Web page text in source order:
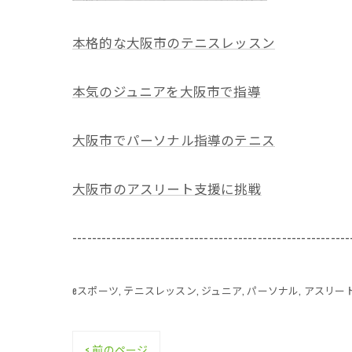
本格的な大阪市のテニスレッスン
本気のジュニアを大阪市で指導
大阪市でパーソナル指導のテニス
大阪市のアスリート支援に挑戦
eスポーツ テニスレッスン ジュニア パーソナル アスリー